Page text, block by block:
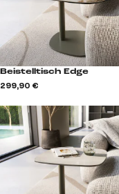
Beistelltisch Edge
299,90 €